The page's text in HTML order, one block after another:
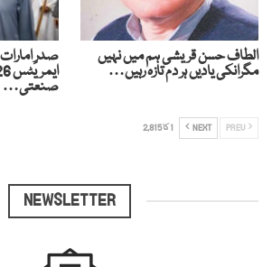
الطاف حسن قریشی ہم میں نہیں
مگرانکی یادیں ہر دم تازہ رہیں…
صدرِ
صنعتی…
NEXT 1 کا 2,815
NEWSLETTER